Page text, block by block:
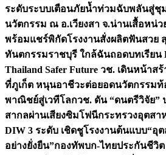
ระดับระบบเตือนภัยน้ำท่วมฉับพลันสู่ชุ
นวัตกรรม ณ อ.เวียงสา จ.น่านเสื้อหน่
พร้อมแชร์พิกัดโรงงานสั่งผลิตฟันสวย
ทันตกรรมราชบุรี ใกล้ฉันถอดบทเรียน
Thailand Safer Future วช. เดินหน้าส
ที่ภูเก็ต หนุนอาชีวะต่อยอดนวัตกรรมท้
พาณิชย์สู่เวทีโลกวช. ดัน “ดนตรีวิจัย”
สากลผ่านเสียงซิมโฟนีกระทรวงอุตสา
DIW 3 ระดับ เชิดชูโรงงานต้นแบบ“
อย่างยั่งยืน”กองทัพบก-ไทยประกันชีวิ